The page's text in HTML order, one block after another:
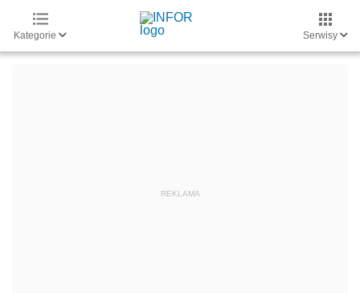
Kategorie Serwisy